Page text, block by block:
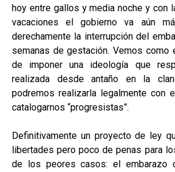
hoy entre gallos y media noche y con
vacaciones el gobierno va aún
derechamente la interrupción del
semanas de gestación. Vemos como
de imponer una ideología que
realizada desde antaño en la
podremos realizarla legalmente con
catalogarnos “progresistas”.
Definitivamente un proyecto de ley
libertades pero poco de penas para
de los peores casos: el embarazo